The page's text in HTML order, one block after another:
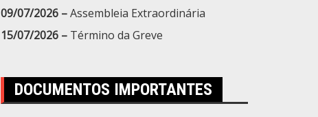
09/07/2026 –Assembleia Extraordinária
15/07/2026 – Término da Greve
DOCUMENTOS IMPORTANTES